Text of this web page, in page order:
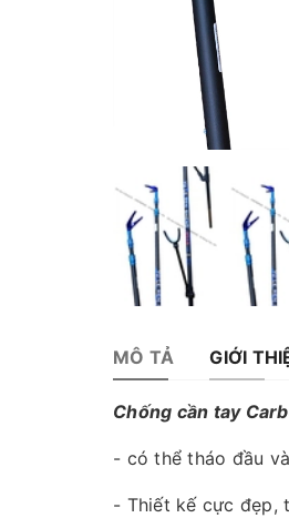
MÔ TẢ GIỚI
Chống cần tay
- có thể tháo đầu
- Thiết kế cực đẹp,